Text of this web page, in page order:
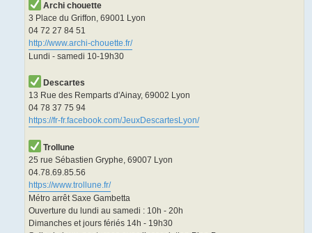
Archi chouette
3 Place du Griffon, 69001 Lyon
04 72 27 84 51
http://www.archi-chouette.fr/
Lundi - samedi 10-19h30
Descartes
13 Rue des Remparts d'Ainay, 69002 Lyon
04 78 37 75 94
https://fr-fr.facebook.com/JeuxDescartesLyon/
Trollune
25 rue Sébastien Gryphe, 69007 Lyon
04.78.69.85.56
https://www.trollune.fr/
Métro arrêt Saxe Gambetta
Ouverture du lundi au samedi : 10h - 20h
Dimanches et jours fériés 14h - 19h30